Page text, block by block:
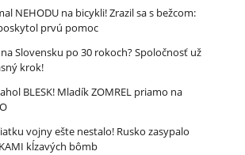
NEHODU na bicykli! Zrazil sa s bežcom:
prvú pomoc
na Slovensku po 30 rokoch? Spoločnosť už
krok!
BLESK! Mladík ZOMREL priamo na
vojny ešte nestalo! Rusko zasypalo
kĺzavých bômb